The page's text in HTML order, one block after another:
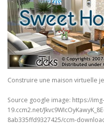
Construire une maison virtuelle
Source google image: https://img-
19.ccm2.net/
8ab335ffd9327425/ccm-